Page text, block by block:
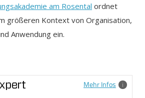
am Rosental ordnet
größeren Kontext von Organisation,
Anwendung ein.
Mehr Infos